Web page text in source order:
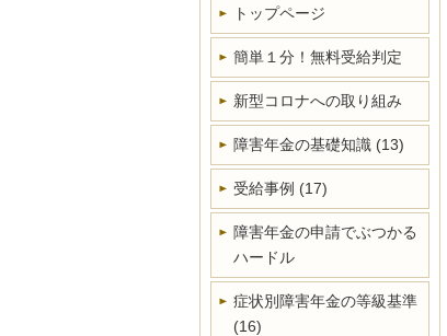
トップページ
簡単１分！無料受給判定
新型コロナへの取り組み
障害年金の基礎知識 (13)
受給事例 (17)
障害年金の申請でぶつかる
ハードル
症状別障害年金の等級基準
(16)